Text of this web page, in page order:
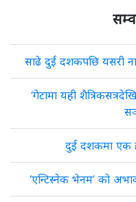
साढे दुई दशकपछि यसरी
‘गेटामा यही
दुई दशकमा एक
‘एन्टिस्नेक भेनम’ को